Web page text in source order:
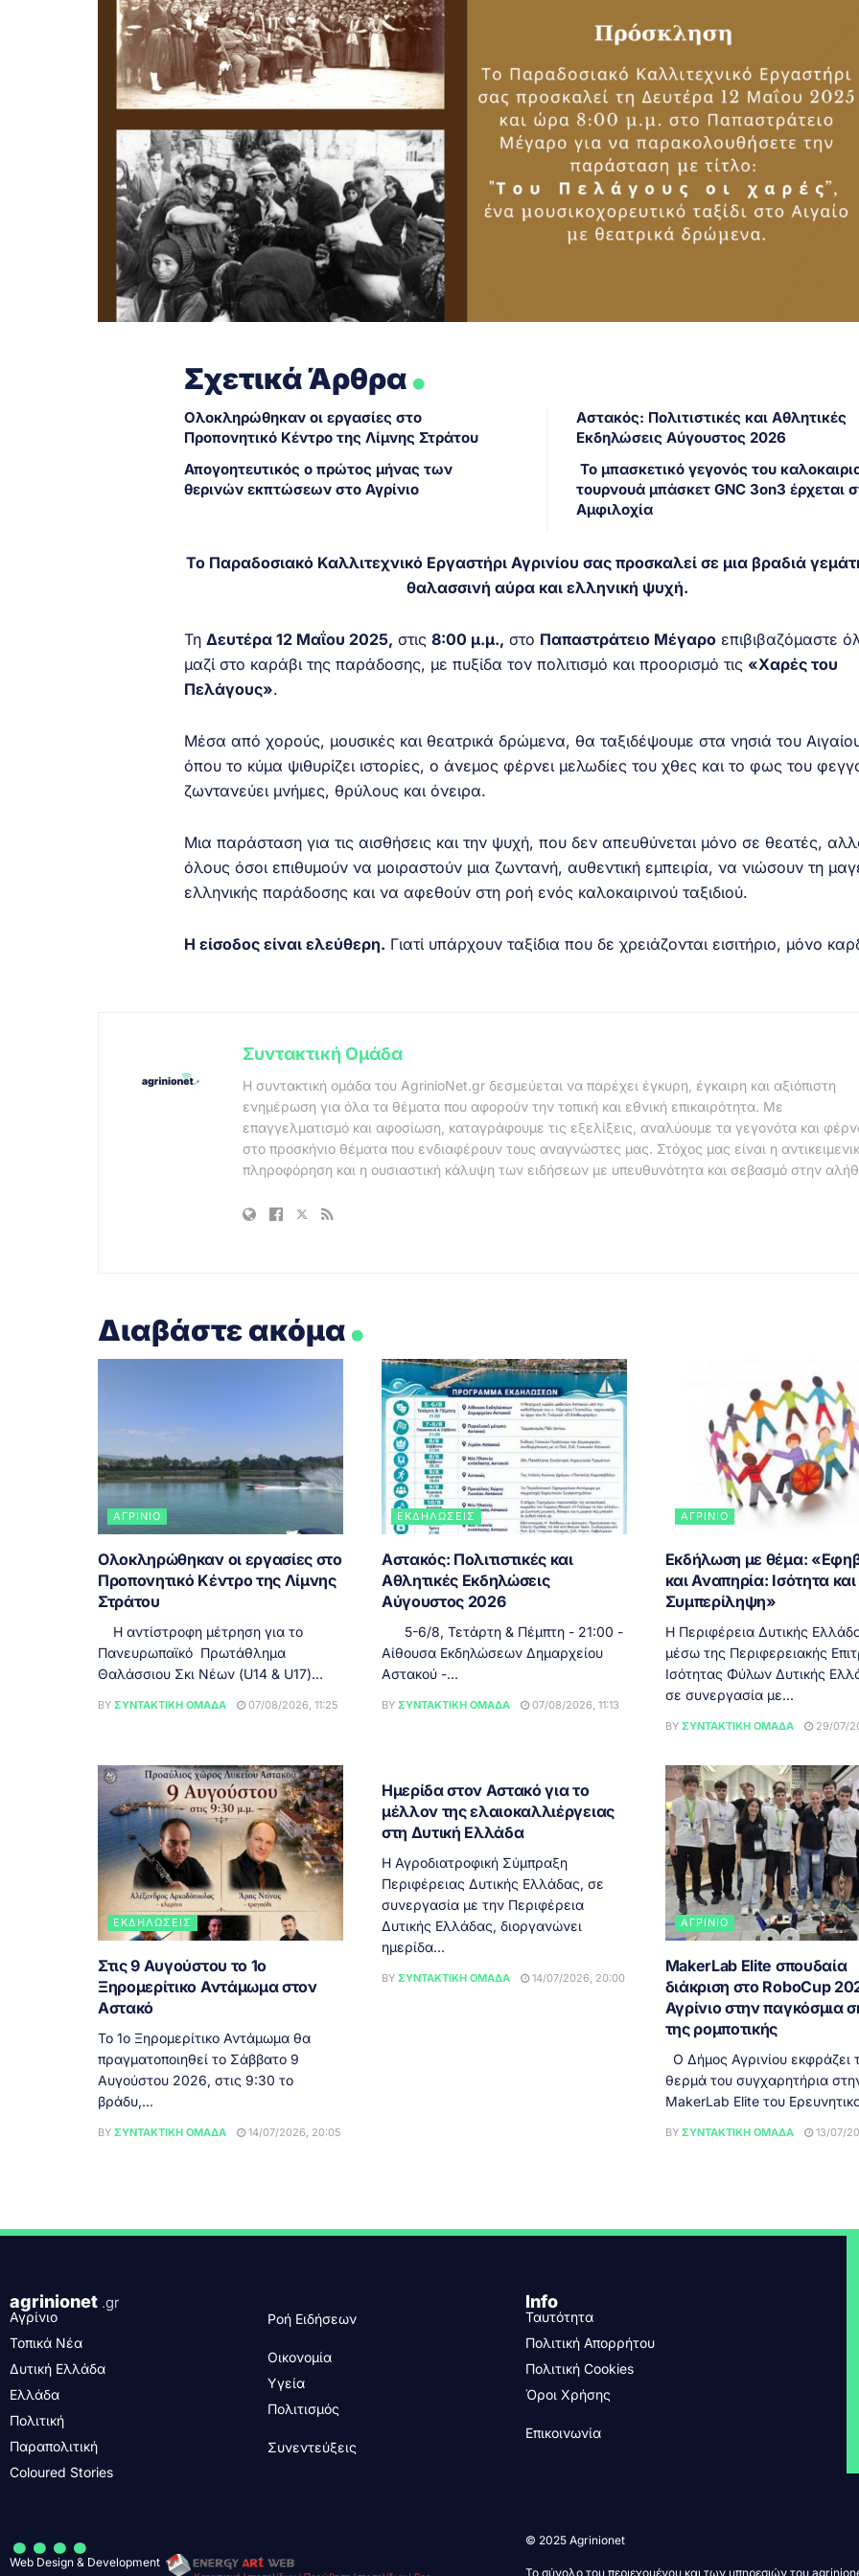
Σχετικά Άρθρα.
Ολοκληρώθηκαν οι εργασίες στο
Προπονητικό Κέντρο της Λίμνης Στράτου
Απογοητευτικός ο πρώτος μήνας των
θερινών εκπτώσεων στο Αγρίνιο
Αστακός: Πολιτιστικές και Αθλητικές
Εκδηλώσεις Αύγουστος 2026
Το μπασκετικό γεγονός του
τουρνουά μπάσκετ GNC 3on3 έρχεται
Αμφιλοχία
Το Παραδοσιακό Καλλιτεχνικό Εργαστήρι Αγρινίου σας προσκαλεί σε μια βραδιά
θαλασσινή αύρα και ελληνική ψυχή.
Τη Δευτέρα 12 Μαΐου 2025, στις 8:00 μ.μ., στο Παπαστράτειο Μέγαρο επιβιβαζόμαστε
μαζί στο καράβι της παράδοσης, με πυξίδα τον πολιτισμό και προορισμό τις «Χαρές του
Πελάγους».
Μέσα από χορούς, μουσικές και θεατρικά δρώμενα, θα ταξιδέψουμε στα νησιά του
όπου το κύμα ψιθυρίζει ιστορίες, ο άνεμος φέρνει μελωδίες του χθες και το φως του
ζωντανεύει μνήμες, θρύλους και όνειρα.
Μια παράσταση για τις αισθήσεις και την ψυχή, που δεν απευθύνεται μόνο σε θεατές,
όλους όσοι επιθυμούν να μοιραστούν μια ζωντανή, αυθεντική εμπειρία, να νιώσουν τη
ελληνικής παράδοσης και να αφεθούν στη ροή ενός καλοκαιρινού ταξιδιού.
Η είσοδος είναι ελεύθερη. Γιατί υπάρχουν ταξίδια που δε χρειάζονται εισιτήριο, μόνο
Συντακτική Ομάδα
Η συντακτική ομάδα του AgrinioNet.gr δεσμεύεται να παρέχει έγκυρη, έγκαιρη και αξιόπιστη
ενημέρωση για όλα τα θέματα που αφορούν την τοπική και εθνική επικαιρότητα. Με
επαγγελματισμό και αφοσίωση, καταγράφουμε τις εξελίξεις, αναλύουμε τα γεγονότα και
στο προσκήνιο θέματα που ενδιαφέρουν τους αναγνώστες μας. Στόχος μας είναι η
πληροφόρηση και η ουσιαστική κάλυψη των ειδήσεων με υπευθυνότητα και σεβασμό στην
Διαβάστε ακόμα.
ΑΓΡΊΝΙΟ
Ολοκληρώθηκαν οι εργασίες στο
Προπονητικό Κέντρο της Λίμνης
Στράτου
Η αντίστροφη μέτρηση για το
Πανευρωπαϊκό Πρωτάθλημα
Θαλάσσιου Σκι Νέων (U14 & U17)...
BY ΣΥΝΤΑΚΤΙΚΉ ΟΜΆΔΑ 07/08/2026, 11:25
ΕΚΔΗΛΏΣΕΙΣ
Αστακός: Πολιτιστικές και
Αθλητικές Εκδηλώσεις
Αύγουστος 2026
5-6/8, Τετάρτη & Πέμπτη - 21:00 -
Αίθουσα Εκδηλώσεων Δημαρχείου
Αστακού -...
BY ΣΥΝΤΑΚΤΙΚΉ ΟΜΆΔΑ 07/08/2026, 11:13
ΑΓΡΊΝΙΟ
Εκδήλωση με θέμα:
και Αναπηρία: Ισότητα και
Συμπερίληψη»
Η Περιφέρεια Δυτικής
μέσω της Περιφερειακής
Ισότητας Φύλων Δυτικής
σε συνεργασία με...
BY ΣΥΝΤΑΚΤΙΚΉ ΟΜΆΔΑ 29/07/
ΕΚΔΗΛΏΣΕΙΣ
Στις 9 Αυγούστου το 1ο
Ξηρομερίτικο Αντάμωμα στον
Αστακό
Το 1ο Ξηρομερίτικο Αντάμωμα θα
πραγματοποιηθεί το Σάββατο 9
Αυγούστου 2026, στις 9:30 το
βράδυ,...
BY ΣΥΝΤΑΚΤΙΚΉ ΟΜΆΔΑ 14/07/2026, 20:05
Ημερίδα στον Αστακό για το
μέλλον της ελαιοκαλλιέργειας
στη Δυτική Ελλάδα
Η Αγροδιατροφική Σύμπραξη
Περιφέρειας Δυτικής Ελλάδας, σε
συνεργασία με την Περιφέρεια
Δυτικής Ελλάδας, διοργανώνει
ημερίδα...
BY ΣΥΝΤΑΚΤΙΚΉ ΟΜΆΔΑ 14/07/2026, 20:00
ΑΓΡΊΝΙΟ
MakerLab Elite σπουδαία
διάκριση στο RoboCup
Αγρίνιο στην παγκόσμια
της ρομποτικής
Ο Δήμος Αγρινίου εκφράζει
θερμά του συγχαρητήρια
MakerLab Elite του
BY ΣΥΝΤΑΚΤΙΚΉ ΟΜΆΔΑ 13/07/
agrinionet .gr
Αγρίνιο
Τοπικά Νέα
Δυτική Ελλάδα
Ελλάδα
Πολιτική
Παραπολιτική
Coloured Stories
Ροή Ειδήσεων
Οικονομία
Υγεία
Πολιτισμός
Συνεντεύξεις
Info
Ταυτότητα
Πολιτική Απορρήτου
Πολιτική Cookies
Όροι Χρήσης
Επικοινωνία
....
Web Design & Development
© 2025 Agrinionet
Το σύνολο του περιεχομένου και των υπηρεσιών του